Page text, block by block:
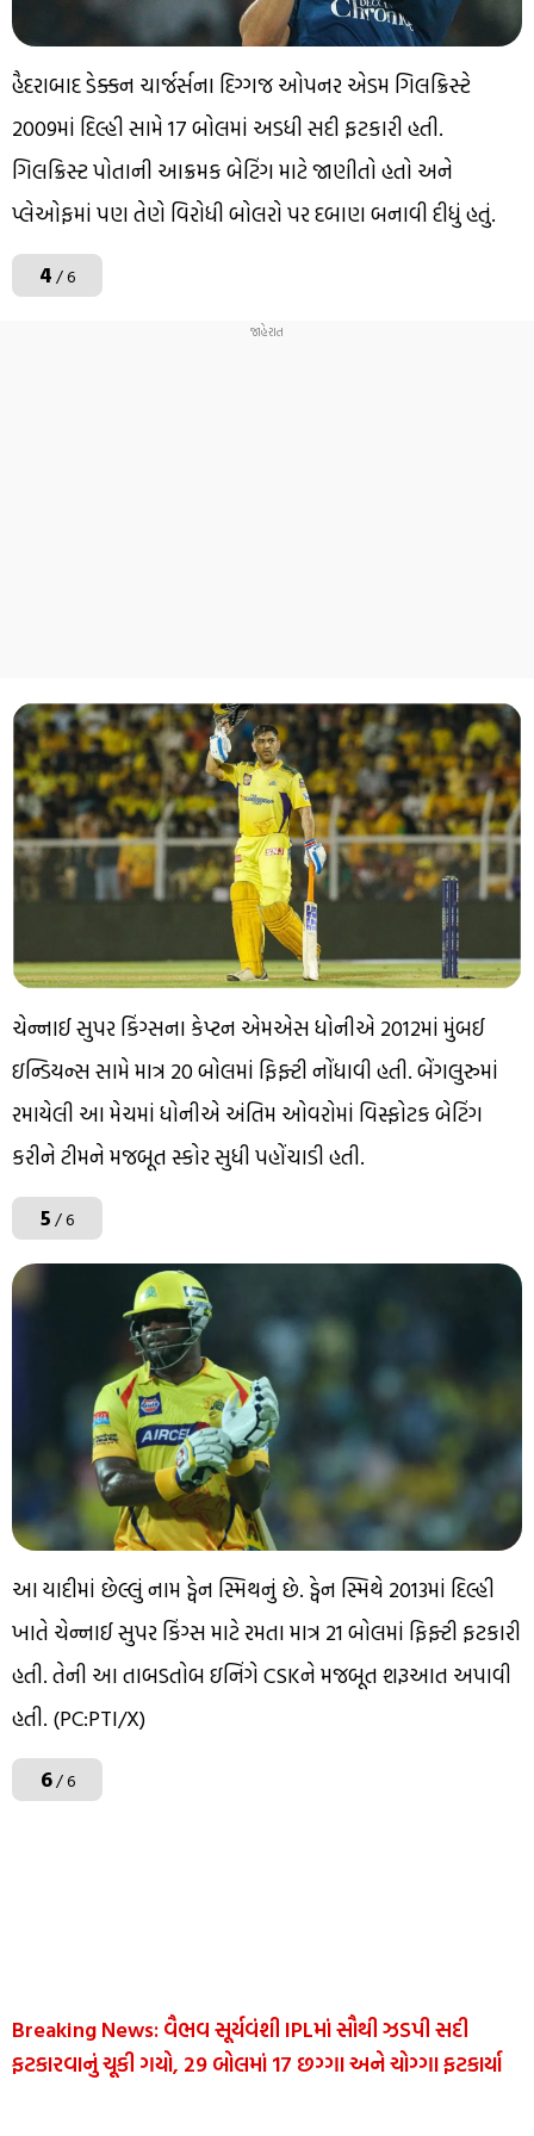
હૈદરાબાદ ડેક્કન ચાર્જર્સના દિગ્ગજ ઓપનર એડમ ગિલક્રિસ્ટે
2009માં દિલ્હી સામે 17 બોલમાં અડધી સદી ફટકારી હતી.
ગિલક્રિસ્ટ પોતાની આક્રમક બેટિંગ માટે જાણીતો હતો અને
પ્લેઓફમાં પણ તેણે વિરોધી બોલરો પર દબાણ બનાવી દીધું હતું.
4/ 6
ચેન્નાઈ સુપર કિંગ્સના કેપ્ટન એમએસ ધોનીએ 2012માં મુંબઈ
ઇન્ડિયન્સ સામે માત્ર 20 બોલમાં ફિફ્ટી નોંધાવી હતી. બેંગલુરુમાં
રમાયેલી આ મેચમાં ધોનીએ અંતિમ ઓવરોમાં વિસ્ફોટક બેટિંગ
કરીને ટીમને મજબૂત સ્કોર સુધી પહોંચાડી હતી.
5/ 6
આ યાદીમાં છેલ્લું નામ ડ્વેન સ્મિથનું છે. ડ્વેન સ્મિથે 2013માં દિલ્હી
ખાતે ચેન્નાઈ સુપર કિંગ્સ માટે રમતા માત્ર 21 બોલમાં ફિફ્ટી ફટકારી
હતી. તેની આ તાબડતોબ ઇનિંગે CSKને મજબૂત શરૂઆત અપાવી
હતી. (PC:PTI/X)
6/ 6
Breaking News: વૈભવ સૂર્યવંશી IPLમાં સૌથી ઝડપી સદી
ફટકારવાનું ચૂકી ગયો, 29 બોલમાં 17 છગ્ગા અને ચોગ્ગા ફટકાર્યા